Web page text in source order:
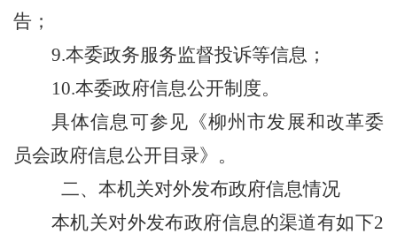
告；
9.本委政务服务监督投诉等信息；
10.本委政府信息公开制度。
具体信息可参见《柳州市发展和改革委
员会政府信息公开目录》。
二、本机关对外发布政府信息情况
本机关对外发布政府信息的渠道有如下2